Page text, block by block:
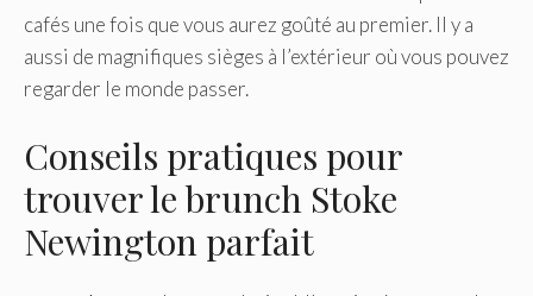
cafés une fois que vous aurez goûté au premier. Il y a
aussi de magnifiques sièges à l’extérieur où vous pouvez
regarder le monde passer.
Conseils pratiques pour
trouver le brunch Stoke
Newington parfait